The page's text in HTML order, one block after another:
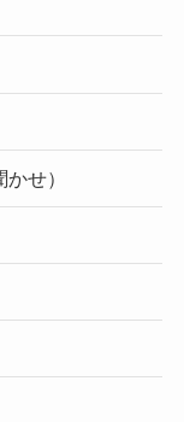
せ）